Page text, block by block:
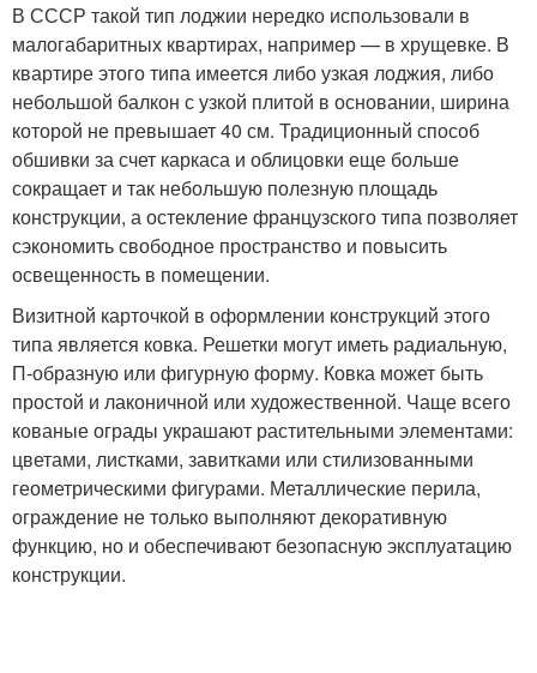
В СССР такой тип лоджии нередко использовали в
малогабаритных квартирах, например — в хрущевке. В
квартире этого типа имеется либо узкая лоджия, либо
небольшой балкон с узкой плитой в основании, ширина
которой не превышает 40 см. Традиционный способ
обшивки за счет каркаса и облицовки еще больше
сокращает и так небольшую полезную площадь
конструкции, а остекление французского типа позволяет
сэкономить свободное пространство и повысить
освещенность в помещении.
Визитной карточкой в оформлении конструкций этого
типа является ковка. Решетки могут иметь радиальную,
П-образную или фигурную форму. Ковка может быть
простой и лаконичной или художественной. Чаще всего
кованые ограды украшают растительными элементами:
цветами, листками, завитками или стилизованными
геометрическими фигурами. Металлические перила,
ограждение не только выполняют декоративную
функцию, но и обеспечивают безопасную эксплуатацию
конструкции.